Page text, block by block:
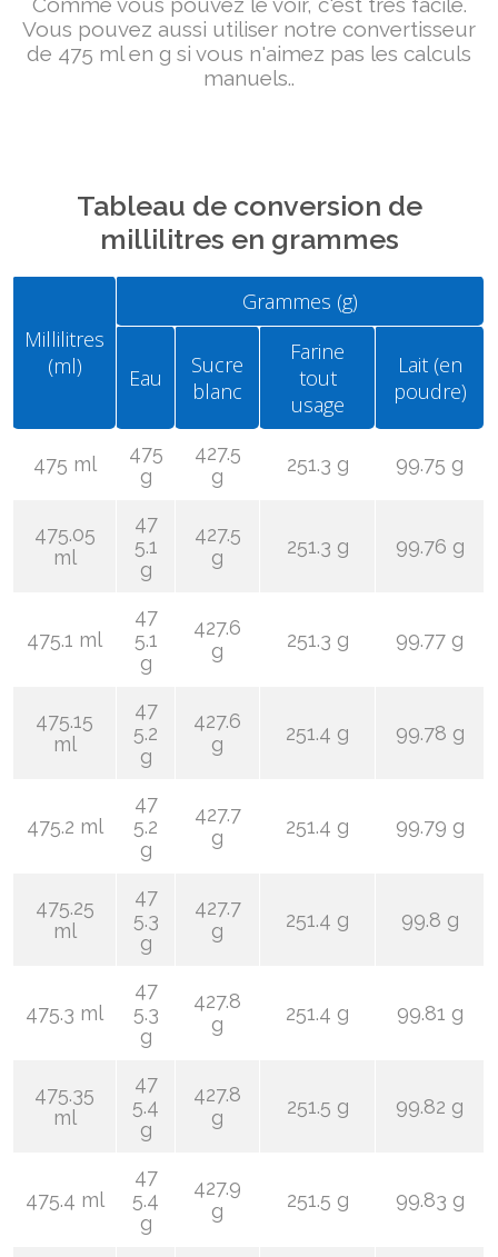
Vous pouvez aussi utiliser notre convertisseur
de 475 ml en g si vous n'aimez pas les calculs
manuels..
Tableau de conversion de
millilitres en grammes
Millilitres
(ml)
Grammes (g)
Eau
Sucre
blanc
Farine
tout
usage
Lait (en
poudre)
475 ml
475
g
427.5
g
251.3 g 99.75 g
475.05
ml
47
5.1
g
427.5
g
251.3 g 99.76 g
475.1 ml
47
5.1
g
427.6
g
251.3 g 99.77 g
475.15
ml
47
5.2
g
427.6
g
251.4 g 99.78 g
475.2 ml
47
5.2
g
427.7
g
251.4 g 99.79 g
475.25
ml
47
5.3
g
427.7
g
251.4 g 99.8 g
475.3 ml
47
5.3
g
427.8
g
251.4 g 99.81 g
475.35
ml
47
5.4
g
427.8
g
251.5 g 99.82 g
475.4 ml
47
5.4
g
427.9
g
251.5 g 99.83 g